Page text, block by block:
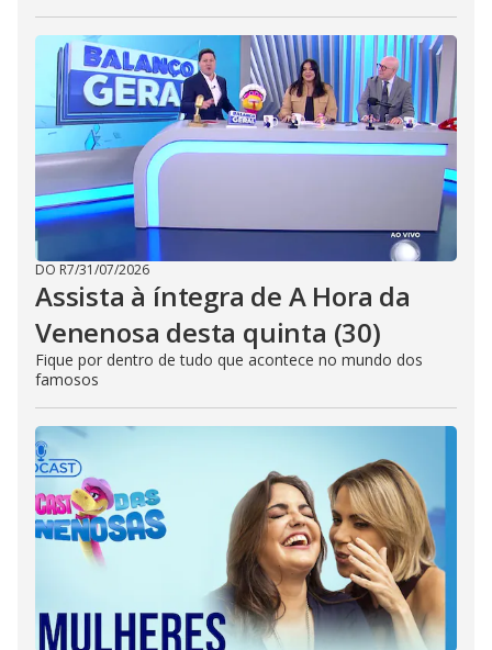
DO R7/31/07/2026
Assista à íntegra de A Hora da
Venenosa desta quinta (30)
Fique por dentro de tudo que acontece no mundo dos
famosos